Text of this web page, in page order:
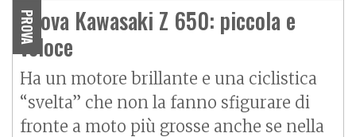
PROVA
Prova Kawasaki Z 650: piccola e
veloce
Ha un motore brillante e una ciclistica
“svelta” che non la fanno sfigurare di
fronte a moto più grosse anche se nella